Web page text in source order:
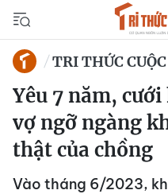
TRI THỨC
Yêu 7 năm,
vợ ngỡ ngàng
thật của chồng
Vào tháng 6/2023,